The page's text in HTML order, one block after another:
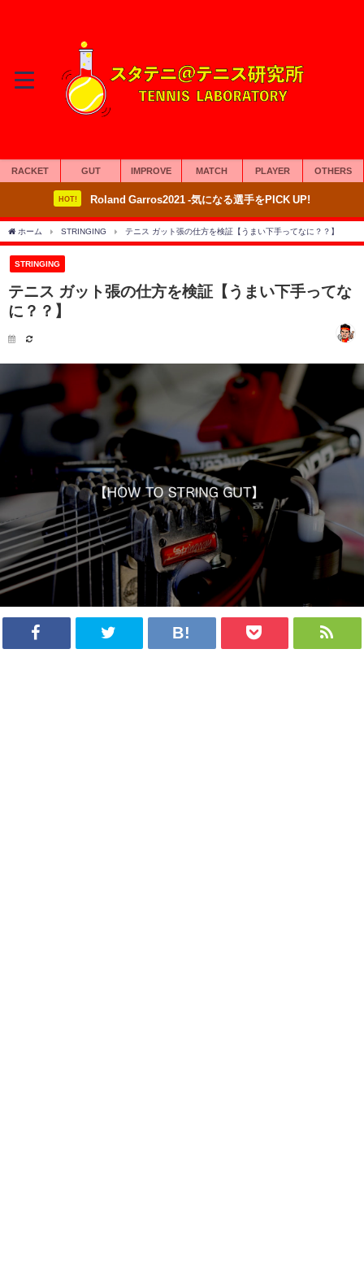
RACKET GUT IMPROVE MATCH PLAYER OTHERS
HOT! Roland Garros2021 -気になる選手をPICK UP!
ホーム STRINGING テニス ガット張の仕方を検証【うまい下手ってなに？？】
STRINGING
テニス ガット張の仕方を検証【うまい下手ってな
に？？】